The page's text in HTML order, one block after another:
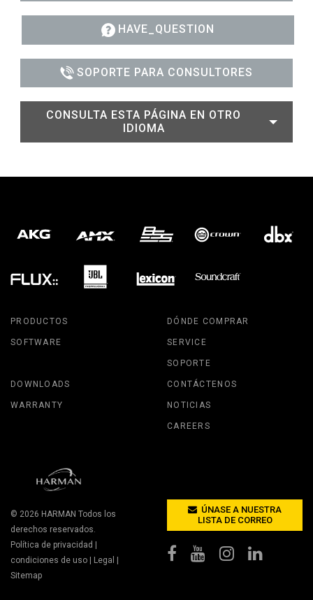
HAVE_QUESTION
SOPORTE PARA CONSULTORES
CONSULTA ESTA PÁGINA EN OTRO
IDIOMA
PRODUCTOS
SOFTWARE
DÓNDE COMPRAR
SERVICE
SOPORTE
DOWNLOADS
WARRANTY
CONTÁCTENOS
NOTICIAS
CAREERS
© 2026 HARMAN Todos los
derechos reservados.
Política de privacidad
condiciones de uso
Legal
Sitemap
ÚNASE A NUESTRA
LISTA DE CORREO